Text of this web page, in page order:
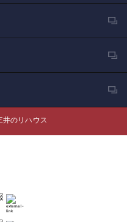
井のリハウス